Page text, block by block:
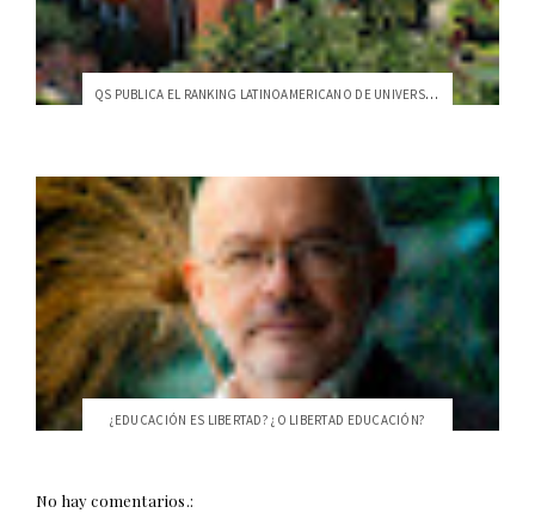
QS PUBLICA EL RANKING LATINOAMERICANO DE UNIVERSIDADES 2023
¿EDUCACIÓN ES LIBERTAD? ¿O LIBERTAD EDUCACIÓN?
No hay comentarios.: